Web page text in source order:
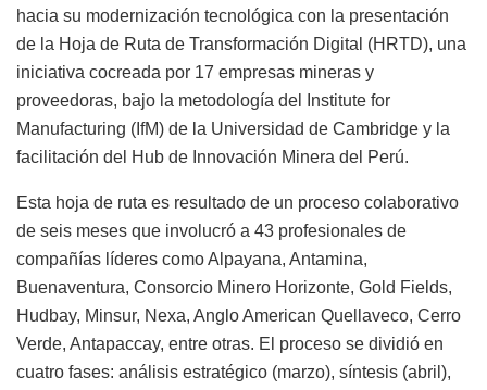
hacia su modernización tecnológica con la presentación
de la Hoja de Ruta de Transformación Digital (HRTD), una
iniciativa cocreada por 17 empresas mineras y
proveedoras, bajo la metodología del Institute for
Manufacturing (IfM) de la Universidad de Cambridge y la
facilitación del Hub de Innovación Minera del Perú.
Esta hoja de ruta es resultado de un proceso colaborativo
de seis meses que involucró a 43 profesionales de
compañías líderes como Alpayana, Antamina,
Buenaventura, Consorcio Minero Horizonte, Gold Fields,
Hudbay, Minsur, Nexa, Anglo American Quellaveco, Cerro
Verde, Antapaccay, entre otras. El proceso se dividió en
cuatro fases: análisis estratégico (marzo), síntesis (abril),